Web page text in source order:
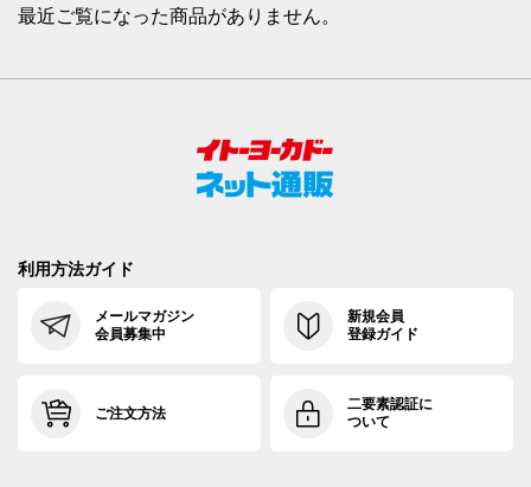
最近ご覧になった商品がありません。
利用方法ガイド
メールマガジン
会員募集中
新規会員
登録ガイド
ご注文方法
二要素認証に
ついて